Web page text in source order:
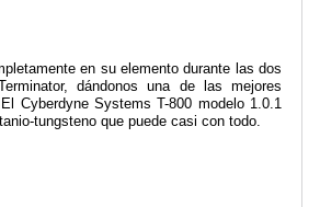
en su elemento durante las dos
dándonos una de las mejores
Cyberdyne Systems T-800 modelo 1.0.1
tungsteno que puede casi con todo.